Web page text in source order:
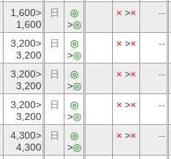
1,600>
1,600
日
◎
>◎
× >× --
3,200>
3,200
日
◎
>◎
× >× --
3,200>
3,200
日
◎
>◎
× >× --
3,200>
3,200
日
◎
>◎
× >× --
4,300>
4,300
日
◎
>◎
× >× --